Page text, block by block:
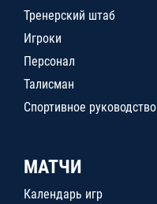
Тренерский штаб
Игроки
Персонал
Талисман
Спортивное руководство
МАТЧИ
Календарь игр